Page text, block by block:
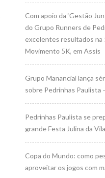
Com apoio da ‘Gestão
do Grupo Runners de
excelentes resultados na
Movimento 5K, em Assis
Grupo Manancial lança
sobre Pedrinhas Paulista
Pedrinhas Paulista se
grande Festa Julina da
Copa do Mundo: como
aproveitar os jogos com